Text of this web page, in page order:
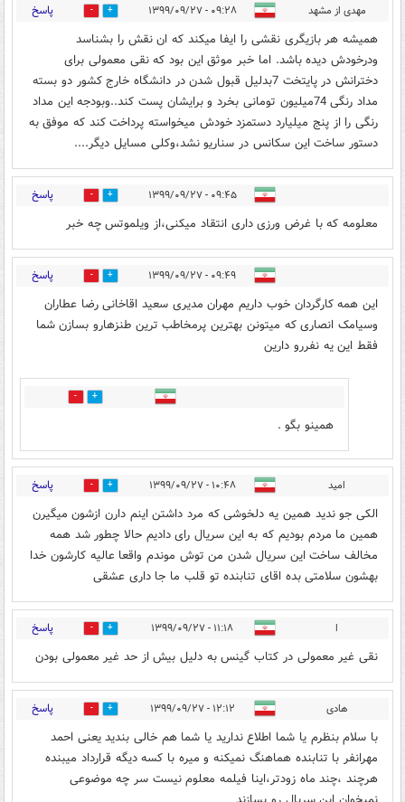
مهدی از مشهد ۰۹:۲۸ - ۱۳۹۹/۰۹/۲۷ 0 پاسخ
همیشه هر بازیگری نقشی را ایفا میکند که ان نقش را بشناسد
ودرخودش دیده باشد. اما خبر موثق این بود که نقی معمولی برای
دخترانش در پایتخت 7بدلیل قبول شدن در دانشگاه خارج کشور دو بسته
مداد رنگی 74میلیون تومانی بخرد و برایشان پست کند..وبودجه این مداد
رنگی را از پنج میلیارد دستمزد خودش میخواسته پرداخت کند که موفق به
دستور ساخت این سکانس در سناریو نشد،وکلی مسایل دیگر....
۰۹:۴۵ - ۱۳۹۹/۰۹/۲۷ 0 پاسخ
معلومه که با غرض ورزی داری انتقاد میکنی،از ویلموتس چه خبر
۰۹:۴۹ - ۱۳۹۹/۰۹/۲۷ 1 پاسخ
این همه کارگردان خوب داریم مهران مدیری سعید اقاخانی رضا عطاران
وسیامک انصاری که میتونن بهترین پرمخاطب ترین طنزهارو بسازن شما
فقط این یه نفررو دارین
0
همینو بگو .
امید ۱۰:۴۸ - ۱۳۹۹/۰۹/۲۷ 0 پاسخ
الکی جو ندید همین یه دلخوشی که مرد داشتن اینم دارن ازشون میگیرن
همین ما مردم بودیم که به این سریال رای دادیم حالا چطور شد همه
مخالف ساخت این سریال شدن من توش موندم واقعا عالیه کارشون خدا
بهشون سلامتی بده اقای تنابنده تو قلب ما جا داری عشقی
ا ۱۱:۱۸ - ۱۳۹۹/۰۹/۲۷ 0 پاسخ
نقی غیر معمولی در کتاب گینس به دلیل بیش از حد غیر معمولی بودن
هادی ۱۲:۱۲ - ۱۳۹۹/۰۹/۲۷ 0 پاسخ
با سلام بنظرم یا شما اطلاع ندارید یا شما هم خالی بندید یعنی احمد
مهرانفر با تنابنده هماهنگ نمیکنه و میره با کسه دیگه قرارداد میبنده
هرچند ،چند ماه زودتر،اینا فیلمه معلوم نیست سر چه موضوعی